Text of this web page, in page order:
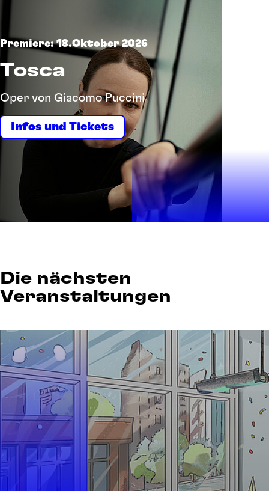
Premiere: 18.Oktober 2026
Tosca
Oper von Giacomo Puccini
Infos und Tickets
Die nächsten
Veranstaltungen